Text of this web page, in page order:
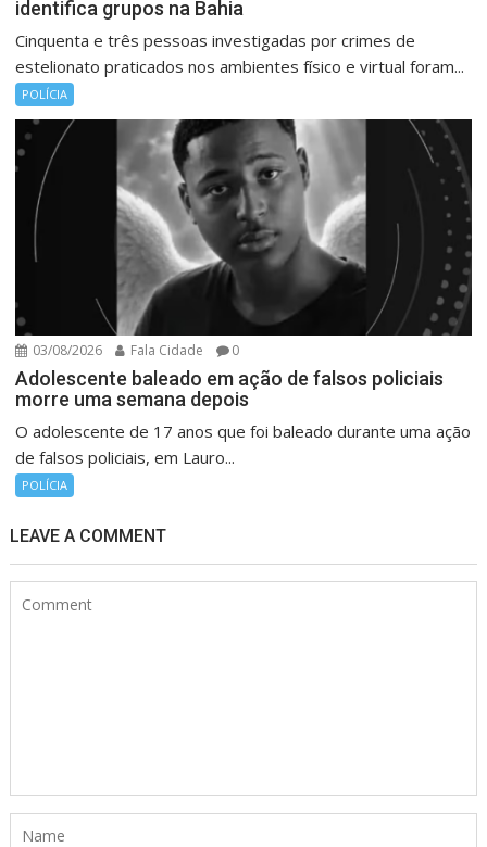
identifica grupos na Bahia
Cinquenta e três pessoas investigadas por crimes de
estelionato praticados nos ambientes físico e virtual foram...
POLÍCIA
03/08/2026 Fala Cidade 0
Adolescente baleado em ação de falsos policiais
morre uma semana depois
O adolescente de 17 anos que foi baleado durante uma ação
de falsos policiais, em Lauro...
POLÍCIA
LEAVE A COMMENT